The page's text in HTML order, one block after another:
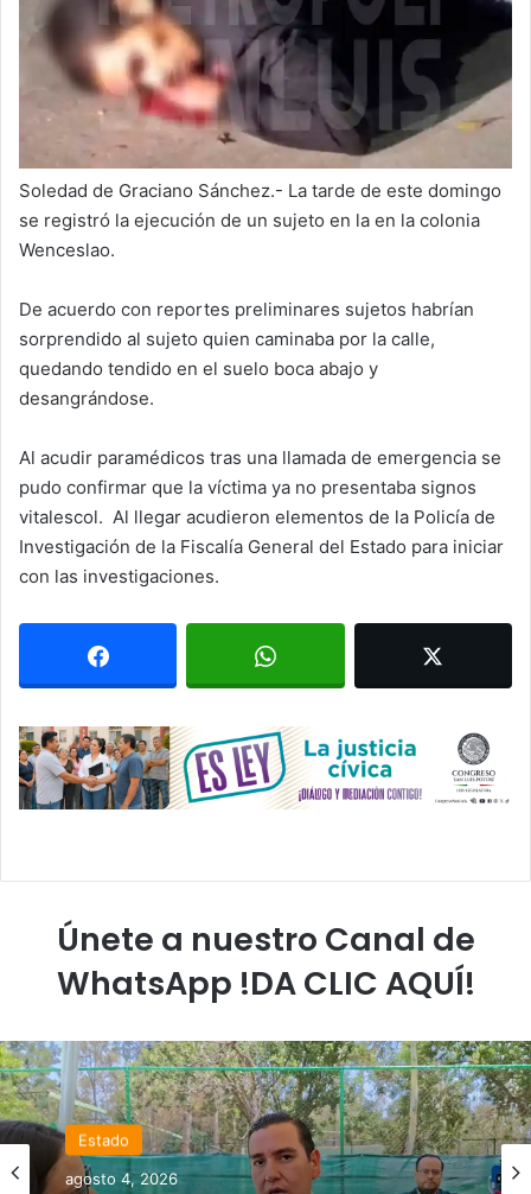
Soledad de Graciano Sánchez.- La tarde de este domingo
se registró la ejecución de un sujeto en la en la colonia
Wenceslao.
De acuerdo con reportes preliminares sujetos habrían
sorprendido al sujeto quien caminaba por la calle,
quedando tendido en el suelo boca abajo y
desangrándose.
Al acudir paramédicos tras una llamada de emergencia se
pudo confirmar que la víctima ya no presentaba signos
vitalescol. Al llegar acudieron elementos de la Policía de
Investigación de la Fiscalía General del Estado para iniciar
con las investigaciones.
Únete a nuestro Canal de
WhatsApp !DA CLIC AQUÍ!
Estado
agosto 4, 2026